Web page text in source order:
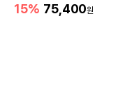
15% 75,400원